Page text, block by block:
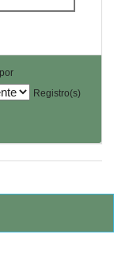
Registro(s)